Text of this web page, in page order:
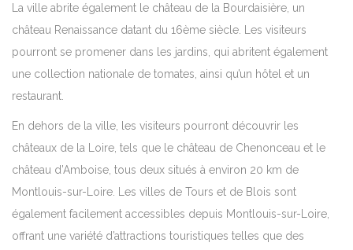
La ville abrite également le château de la Bourdaisière, un
château Renaissance datant du 16ème siècle. Les visiteurs
pourront se promener dans les jardins, qui abritent également
une collection nationale de tomates, ainsi qu’un hôtel et un
restaurant.
En dehors de la ville, les visiteurs pourront découvrir les
châteaux de la Loire, tels que le château de Chenonceau et le
château d’Amboise, tous deux situés à environ 20 km de
Montlouis-sur-Loire. Les villes de Tours et de Blois sont
également facilement accessibles depuis Montlouis-sur-Loire,
offrant une variété d’attractions touristiques telles que des